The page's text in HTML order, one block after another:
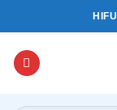
qua
dung